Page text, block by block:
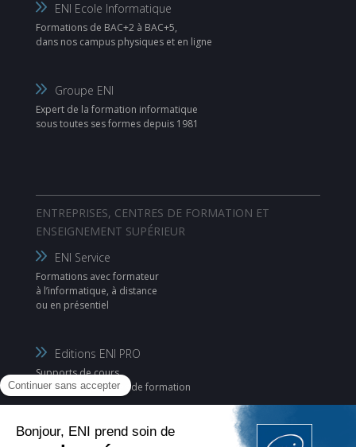
ENI Ecole Informatique
Formations de BAC+2 à BAC+5,
dans nos campus physiques et en ligne
Groupe ENI
Expert de la formation informatique
sous toutes ses formes depuis 1981
ENTREPRISES, CENTRES DE FORMATION ET
ENSEIGNEMENT SUPÉRIEUR
ENI Service
Formations avec formateur
à l’informatique, à distance
ou en présentiel
Editions ENI PRO
Supports de cours
pour les organismes de formation
ENI Elearning